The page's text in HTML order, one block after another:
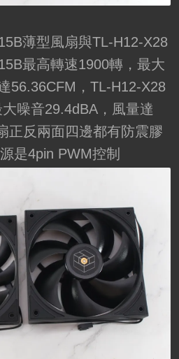
薄型風扇與TL-H12-X28
最高轉速1900轉，最大
56.36CFM，TL-H12-X28
噪音29.4dBA，風量達
正反兩面四邊都有防震膠
是4pin PWM控制